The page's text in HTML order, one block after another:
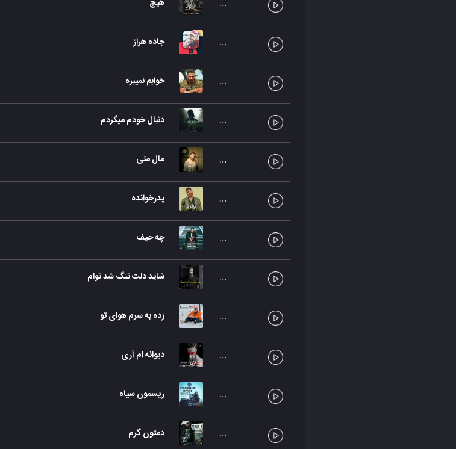
هیچ
جاده هراز
خوابم نمیبره
دنبال خودم میگردم
مال منی
پدرخوانده
چه حیف
شاید دلت تنگ شد توام
زده به سرم هوای تو
دیوانه ام آری
ریسمون سیاه
دمتون گرم